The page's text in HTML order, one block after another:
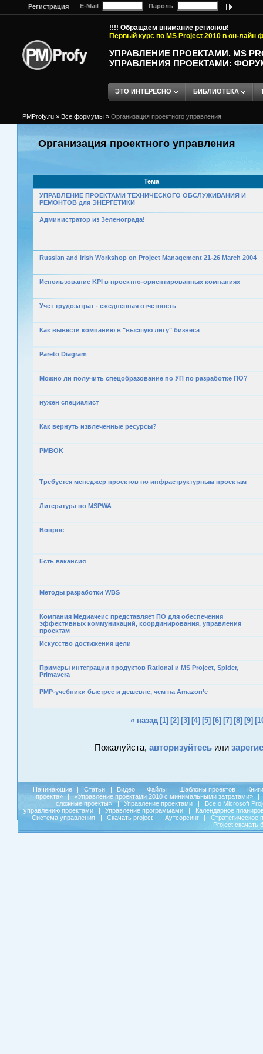
Регистрация E-Mail Пароль
!!!! Обращаем внимание регионов!
Первый курс по MS Project 2010 в он-лайн
УПРАВЛЕНИЕ ПРОЕКТАМИ. MS
УПРАВЛЕНИЯ ПРОЕКТАМИ:
ЭТО ИНТЕРЕСНО БИБЛИОТЕКА
PMProfy.ru » Все формумы » Организация проектного управления
Организация проектного управления
Тема
УПРАВЛЕНИЕ ПРОЕКТАМИ ТЕХНИЧЕСКОГО ОБСЛУЖИВАНИЯ И
РЕМОНТОВ для ЭНЕРГЕТИКИ
Администратор из Зеленограда!
Russian and Irish Workshop on Project Management 21-26 March 2004
Использование KPI в проектно-ориентированных компаниях
Учет трудозатрат - ежедневная отчетность
Как вывести компанию в "высшую лигу" бизнеса
Pareto Diagram
Можно ли получить спецобразование по УП по разработке ПО?
нужен специалист
Как вернуть извлеченные ресурсы?
PMBOK
Требуется менеджер проектов по инфраструктурным проектам
Литература по MSPWA
Вопрос
Есть вакансия
Методы разработки WBS
Компания Медиачеис представляет ПО для обеспечения
эффективных коммуникаций, координирования, управления
проектам
Искусство достижения цели
Примеры интеграции продуктов Rational и MS Project, Spider,
Primavera
PMP-учебники быстрее и дешевле, чем на Amazon’е
« назад [1] [2] [3] [4] [5] [6] [7] [8] [9]
Пожалуйста, авторизуйтесьили
Начинающие | Статьи | Видео | Файлы | Шаблоны проектов |
Книги
проекта»
| «Управление проектами 2010 с минимальными затратами»
|
сложные проекты»
| Управление проектами |
Все о Microsoft
управлению проектами
| Управление программами |
Календарное
|
Система управления | Скачать project | Аутсорсинг |
Стратегическое
Project скачать